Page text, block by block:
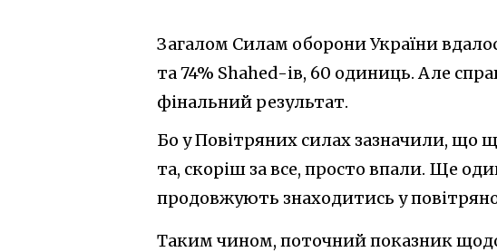
Загалом Силам оборони України
та 74% Shahed-ів, 60 одиниць. Але
фінальний результат.
Бо у Повітряних силах зазначили, що
та, скоріш за все, просто впали. Ще
продовжують знаходитись у
Таким чином, поточний показник